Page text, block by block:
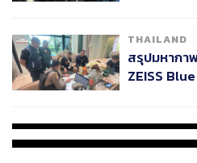
หน่วยขึ้นตรงหลักกองพลทหา
ภาพ: www.youtube.com,
เส้นทางขึ้นสู่ตำแหน่งผู้บัญชากา
ก่อนที่พลเอก ประวิตร วงษ์สุวรร
THAILAND
สรุปมหากา
ZEISS
จ่ายหนี้-แอ